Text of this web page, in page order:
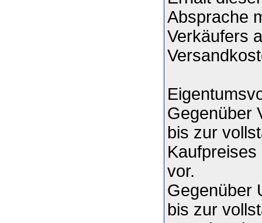
Absprache
Verkäufers
Gegenüber
bis zur
vor.
Gegenüber
bis zur